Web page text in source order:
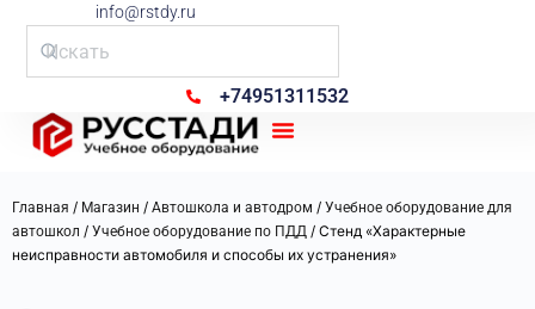
info@rstdy.ru
+74951311532
Главная / Магазин / Автошкола и автодром / Учебное оборудование для
автошкол / Учебное оборудование по ПДД / Стенд «Характерные
неисправности автомобиля и способы их устранения»